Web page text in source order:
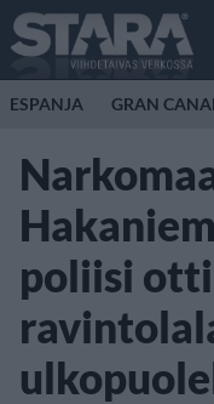
ESPANJA GRAN
poliisi